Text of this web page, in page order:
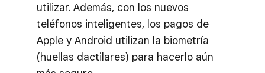
utilizar. Además, con los nuevos
teléfonos inteligentes, los pagos de
Apple y Android utilizan la biometría
(huellas dactilares) para hacerlo aún